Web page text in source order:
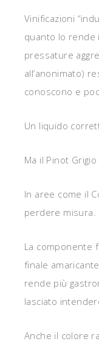
Vinificazioni
quanto lo rende
pressature
all’anonimato)
conoscono e
Un liquido
Ma il Pinot
In aree come il
perdere misura.
La componente
finale
rende più
lasciato
Anche il colore